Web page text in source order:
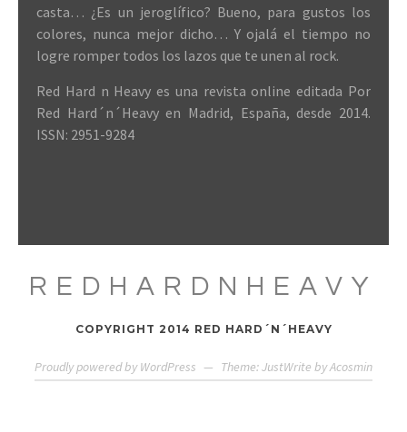
casta… ¿Es un jeroglífico? Bueno, para gustos los
colores, nunca mejor dicho… Y ojalá el tiempo no
logre romper todos los lazos que te unen al rock.
Red Hard n Heavy es una revista online editada Por
Red Hard´n´Heavy en Madrid, España, desde 2014.
ISSN: 2951-9284
REDHARDNHEAVY
COPYRIGHT 2014 RED HARD´N´HEAVY
Proudly powered by WordPress — Theme: JustWrite byAcosmin